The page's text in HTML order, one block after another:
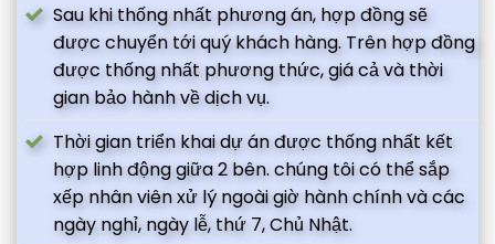
Sau khi thống nhất phương án, hợp đồng sẽ
được chuyển tới quý khách hàng. Trên hợp đồng
được thống nhất phương thức, giá cả và thời
gian bảo hành về dịch vụ.
Thời gian triển khai dự án được thống nhất kết
hợp linh động giữa 2 bên. chúng tôi có thể sắp
xếp nhân viên xử lý ngoài giờ hành chính và các
ngày nghỉ, ngày lễ, thứ 7, Chủ Nhật.